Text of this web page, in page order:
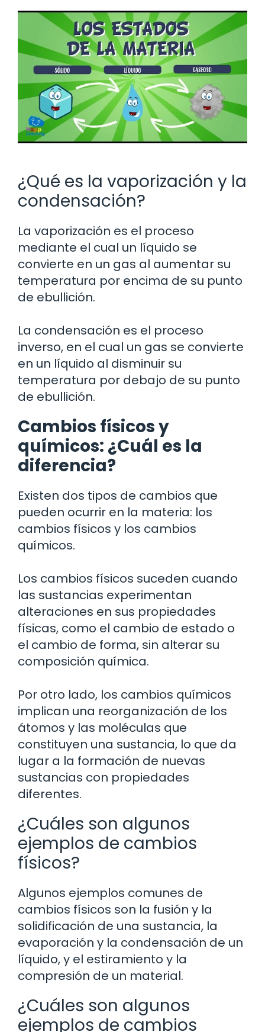
¿Qué es la vaporización y la
condensación?
La vaporización es el proceso
mediante el cual un líquido se
convierte en un gas al aumentar su
temperatura por encima de su punto
de ebullición.
La condensación es el proceso
inverso, en el cual un gas se convierte
en un líquido al disminuir su
temperatura por debajo de su punto
de ebullición.
Cambios físicos y
químicos: ¿Cuál es la
diferencia?
Existen dos tipos de cambios que
pueden ocurrir en la materia: los
cambios físicos y los cambios
químicos.
Los cambios físicos suceden cuando
las sustancias experimentan
alteraciones en sus propiedades
físicas, como el cambio de estado o
el cambio de forma, sin alterar su
composición química.
Por otro lado, los cambios químicos
implican una reorganización de los
átomos y las moléculas que
constituyen una sustancia, lo que da
lugar a la formación de nuevas
sustancias con propiedades
diferentes.
¿Cuáles son algunos
ejemplos de cambios
físicos?
Algunos ejemplos comunes de
cambios físicos son la fusión y la
solidificación de una sustancia, la
evaporación y la condensación de un
líquido, y el estiramiento y la
compresión de un material.
¿Cuáles son algunos
ejemplos de cambios